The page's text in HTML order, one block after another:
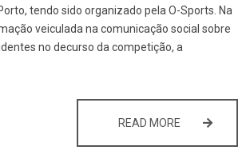
tendo sido organizado pela O-Sports. Na
veiculada na comunicação social sobre
no decurso da competição, a
READ MORE INCIDENTES